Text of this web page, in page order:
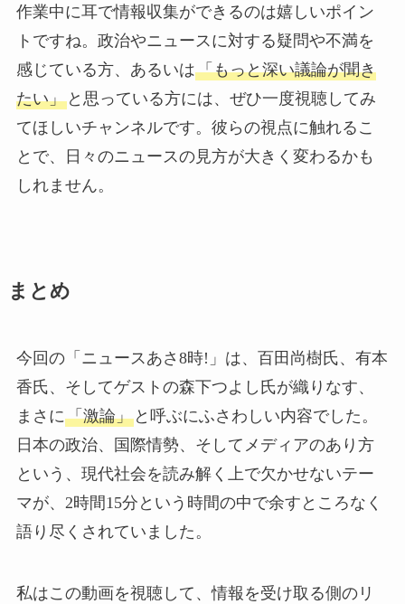
作業中に耳で情報収集ができるのは嬉しいポイン
トですね。政治やニュースに対する疑問や不満を
感じている方、あるいは「もっと深い議論が聞き
たい」と思っている方には、ぜひ一度視聴してみ
てほしいチャンネルです。彼らの視点に触れるこ
とで、日々のニュースの見方が大きく変わるかも
しれません。
まとめ
今回の「ニュースあさ8時!」は、百田尚樹氏、有本
香氏、そしてゲストの森下つよし氏が織りなす、
まさに「激論」と呼ぶにふさわしい内容でした。
日本の政治、国際情勢、そしてメディアのあり方
という、現代社会を読み解く上で欠かせないテー
マが、2時間15分という時間の中で余すところなく
語り尽くされていました。
私はこの動画を視聴して、情報を受け取る側のリ